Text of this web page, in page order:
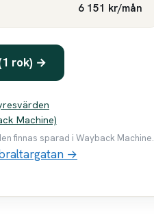
6 151 kr/mån
rok) →
Machine)
finnas sparad i Wayback Machine.
→